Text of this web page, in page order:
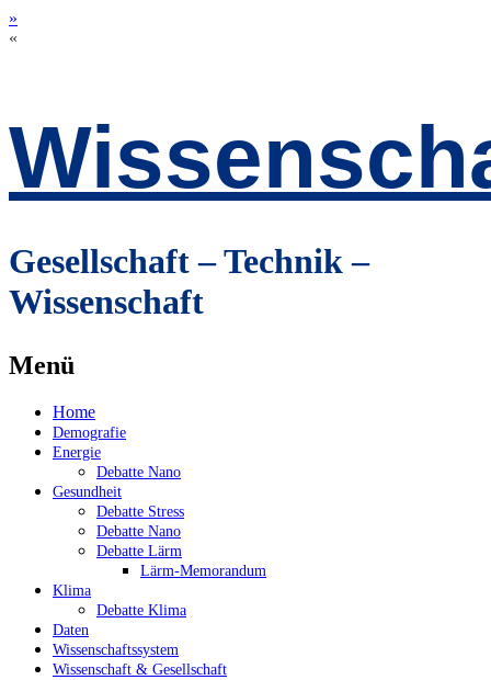
»
«
Gesellschaft – Technik –
Wissenschaft
Menü
Zum
Inhalt
springen
Home
Demografie
Energie
Debatte Nano
Gesundheit
Debatte Stress
Debatte Nano
Debatte Lärm
Lärm-Memorandum
Klima
Debatte Klima
Daten
Wissenschaftssystem
Wissenschaft & Gesellschaft